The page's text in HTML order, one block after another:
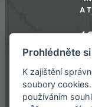
A
Prohlédněte
K zajištění
soubory
používáním